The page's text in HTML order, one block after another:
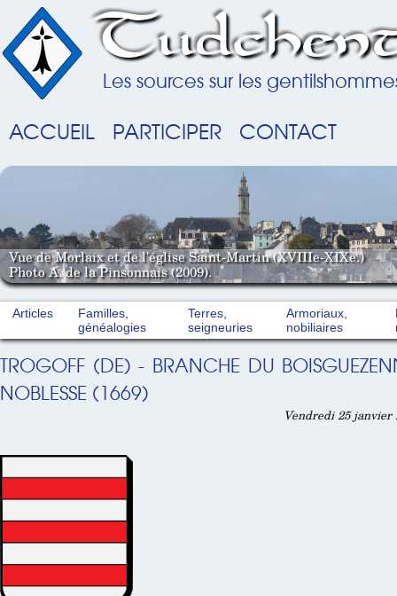
Les sources sur les
ACCUEIL PARTICIPER CONTACT
Vue de Morlaix et de l'église Saint-Martin (XVIIIe-XIXe.)
Photo A. de la Pinsonnais (2009).
Articles
Familles,
généalogies
Terres,
seigneuries
Armoriaux,
nobiliaires
TROGOFF (DE) - BRANCHE DU
NOBLESSE (1669)
Vendredi 25